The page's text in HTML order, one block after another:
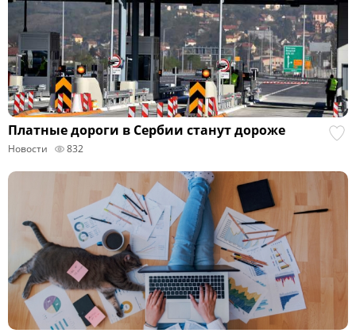
Платные дороги в Сербии станут дороже
Новости 832